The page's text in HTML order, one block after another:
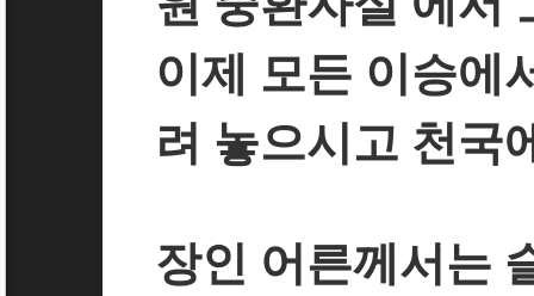
이제 모든 이승에
려 놓으시고 천국
장인 어른께서는